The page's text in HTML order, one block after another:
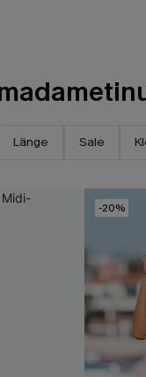
Länge Sale
-20%